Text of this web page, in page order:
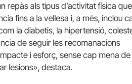
repàs als tipus d’activitat física que
fins a la vellesa i, a més, inclou
la diabetis, la hipertensió,
de seguir les recomanacions
i esforç, sense cap mena de
lesions», destaca.